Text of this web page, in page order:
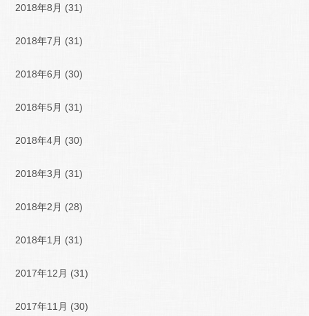
2018年8月 (31)
2018年7月 (31)
2018年6月 (30)
2018年5月 (31)
2018年4月 (30)
2018年3月 (31)
2018年2月 (28)
2018年1月 (31)
2017年12月 (31)
2017年11月 (30)